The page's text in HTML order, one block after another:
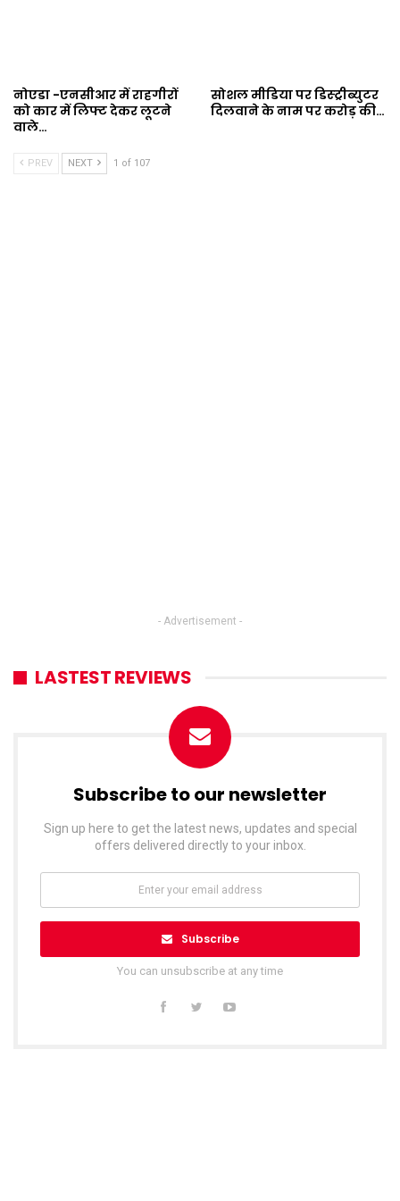
नोएडा -एनसीआर में राहगीरों
को कार में लिफ्ट देकर लूटने
वाले…
सोशल मीडिया पर डिस्ट्रीब्युटर
दिलवाने के नाम पर करोड़ की…
PREV NEXT 1 of 107
- Advertisement -
LASTEST REVIEWS
Subscribe to our newsletter
Sign up here to get the latest news, updates and special
offers delivered directly to your inbox.
Subscribe
You can unsubscribe at any time